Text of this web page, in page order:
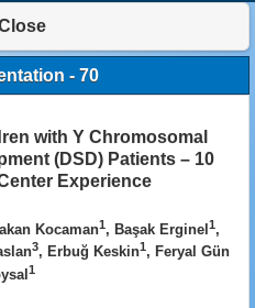
- 70
with Y Chromosomal
(DSD) Patients – 10
Experience
Kocaman1, Başak Erginel 1,
3, Erbuğ Keskin1, Feryal Gün
1